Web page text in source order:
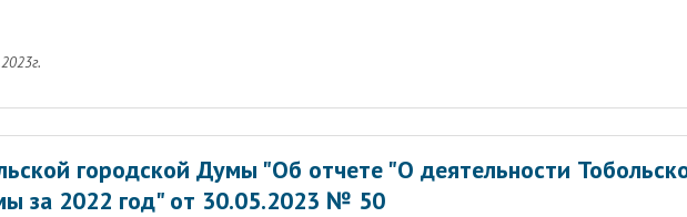
городской Думы "Об отчете "О деятельности
за 2022 год" от 30.05.2023 № 50